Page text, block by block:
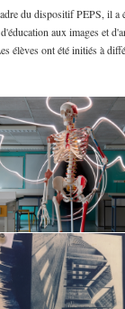
du dispositif PEPS, il a
aux images et
élèves ont été initiés à